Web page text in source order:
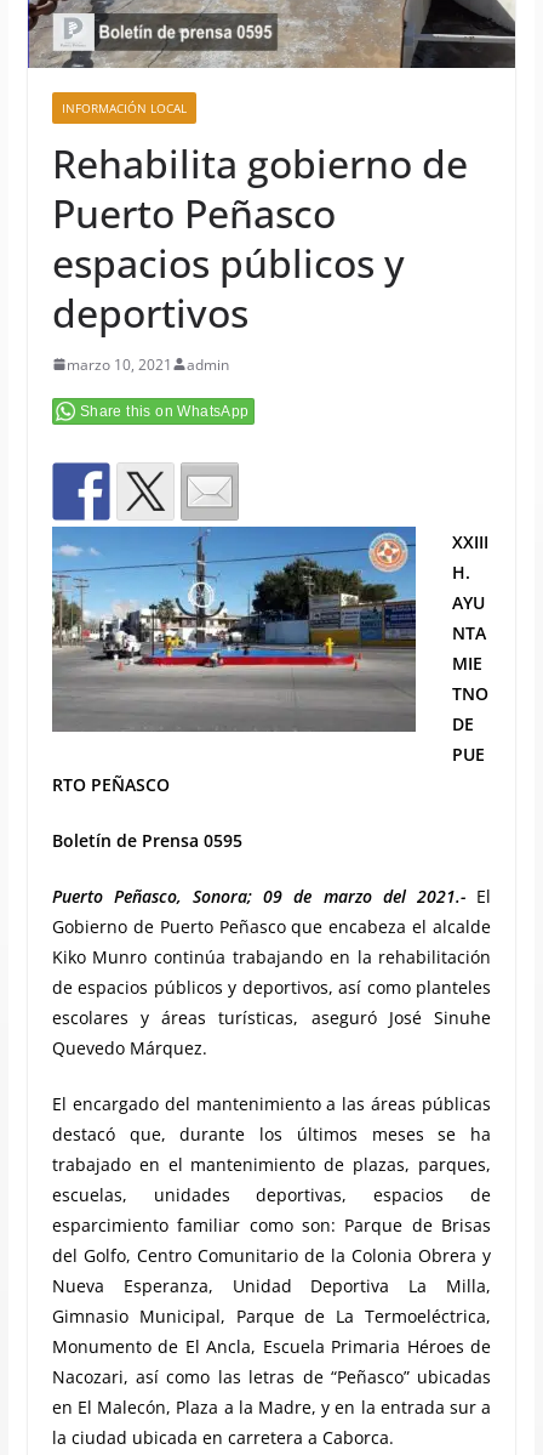
INFORMACIÓN LOCAL
Rehabilita gobierno de
Puerto Peñasco
espacios públicos y
deportivos
marzo 10, 2021 admin
Share this on WhatsApp
XXIII
H.
AYU
NTA
MIE
TNO
DE
PUE
RTO PEÑASCO
Boletín de Prensa 0595
Puerto Peñasco, Sonora; 09 de marzo del 2021.- El
Gobierno de Puerto Peñasco que encabeza el alcalde
Kiko Munro continúa trabajando en la rehabilitación
de espacios públicos y deportivos, así como planteles
escolares y áreas turísticas, aseguró José Sinuhe
Quevedo Márquez.
El encargado del mantenimiento a las áreas públicas
destacó que, durante los últimos meses se ha
trabajado en el mantenimiento de plazas, parques,
escuelas, unidades deportivas, espacios de
esparcimiento familiar como son: Parque de Brisas
del Golfo, Centro Comunitario de la Colonia Obrera y
Nueva Esperanza, Unidad Deportiva La Milla,
Gimnasio Municipal, Parque de La Termoeléctrica,
Monumento de El Ancla, Escuela Primaria Héroes de
Nacozari, así como las letras de “Peñasco” ubicadas
en El Malecón, Plaza a la Madre, y en la entrada sur a
la ciudad ubicada en carretera a Caborca.